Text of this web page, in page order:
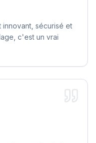
innovant, sécurisé et
c'est un vrai